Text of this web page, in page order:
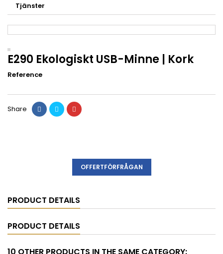
Tjänster
E290 Ekologiskt USB-Minne | Kork
Reference
Share
PRODUCT DETAILS
PRODUCT DETAILS